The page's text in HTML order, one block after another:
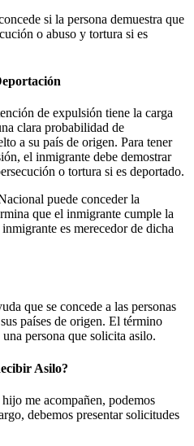
si la persona demuestra que
o abuso y tortura si es
de expulsión tiene la carga
clara probabilidad de
a su país de origen. Para tener
el inmigrante debe demostrar
o tortura si es deportado.
puede conceder la
que el inmigrante cumple la
es merecedor de dicha
que se concede a las personas
países de origen. El término
persona que solicita asilo.
Asilo?
me acompañen, podemos
debemos presentar solicitudes